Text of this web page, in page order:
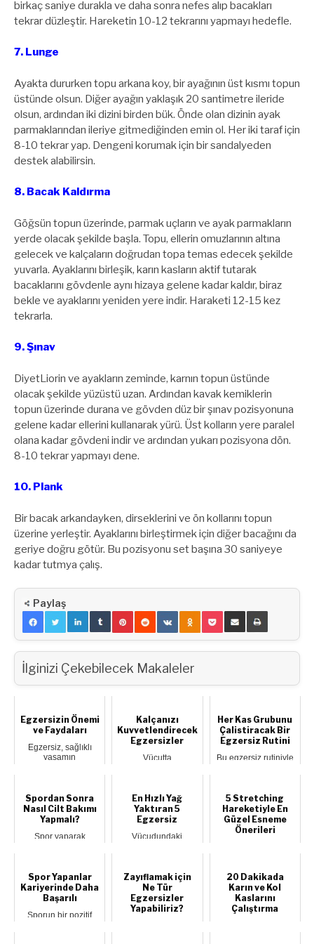
birkaç saniye durakla ve daha sonra nefes alıp bacakları
tekrar düzleştir. Hareketin 10-12 tekrarını yapmayı hedefle.
7. Lunge
Ayakta dururken topu arkana koy, bir ayağının üst kısmı topun
üstünde olsun. Diğer ayağın yaklaşık 20 santimetre ileride
olsun, ardından iki dizini birden bük. Önde olan dizinin ayak
parmaklarından ileriye gitmediğinden emin ol. Her iki taraf için
8-10 tekrar yap. Dengeni korumak için bir sandalyeden
destek alabilirsin.
8. Bacak Kaldırma
Göğsün topun üzerinde, parmak uçların ve ayak parmakların
yerde olacak şekilde başla. Topu, ellerin omuzlarının altına
gelecek ve kalçaların doğrudan topa temas edecek şekilde
yuvarla. Ayaklarını birleşik, karın kasların aktif tutarak
bacaklarını gövdenle aynı hizaya gelene kadar kaldır, biraz
bekle ve ayaklarını yeniden yere indir. Haraketi 12-15 kez
tekrarla.
9. Şınav
DiyetLiorin ve ayakların zeminde, karnın topun üstünde
olacak şekilde yüzüstü uzan. Ardından kavak kemiklerin
topun üzerinde durana ve gövden düz bir şınav pozisyonuna
gelene kadar ellerini kullanarak yürü. Üst kolların yere paralel
olana kadar gövdeni indir ve ardından yukarı pozisyona dön.
8-10 tekrar yapmayı dene.
10. Plank
Bir bacak arkandayken, dirseklerini ve ön kollarını topun
üzerine yerleştir. Ayaklarını birleştirmek için diğer bacağını da
geriye doğru götür. Bu pozisyonu set başına 30 saniyeye
kadar tutmya çalış.
Paylaş
İlginizi Çekebilecek Makaleler
Egzersizin Önemi
ve Faydaları
Egzersiz, sağlıklı
yaşamın
Kalçanızı
Kuvvetlendirecek
Egzersizler
Vücutta
vücudumu...
Her Kas Grubunu
Çalistiracak Bir
Egzersiz Rutini
Bu egzersiz rutiniyle
Spordan Sonra
Nasıl Cilt Bakımı
Yapmalı?
Spor yaparak
çıktıktan...
En Hızlı Yağ
Yaktıran 5
Egzersiz
Vücudundaki
5 Stretching
Hareketiyle En
Güzel Esneme
Önerileri
egzersiziyle kan
akışını ...
Spor Yapanlar
Kariyerinde Daha
Başarılı
Sporun bir pozitif
Zayıflamak için
Ne Tür
Egzersizler
Yapabiliriz?
20 Dakikada
Karın ve Kol
Kaslarını
Çalıştırma